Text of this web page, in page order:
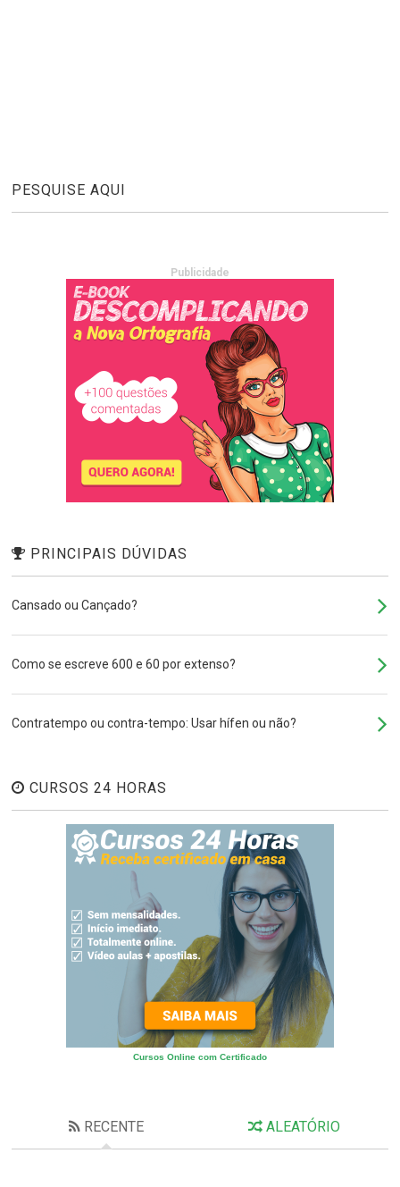
PESQUISE AQUI
Publicidade
PRINCIPAIS DÚVIDAS
Cansado ou Cançado?
Como se escreve 600 e 60 por extenso?
Contratempo ou contra-tempo: Usar hífen ou não?
CURSOS 24 HORAS
Cursos Online com Certificado
RECENTE ALEATÓRIO